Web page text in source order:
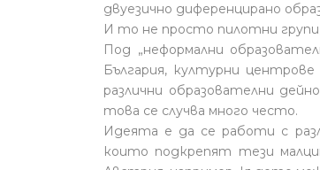
двуезично диференцирано
И то не просто пилотни
Под „неформални
България, културни
различни образователни
това се случва много често.
Идеята е да се работи с
които подкрепят тези